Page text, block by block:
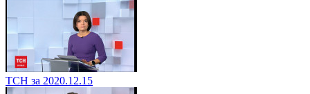
ТСН за 2020.12.15